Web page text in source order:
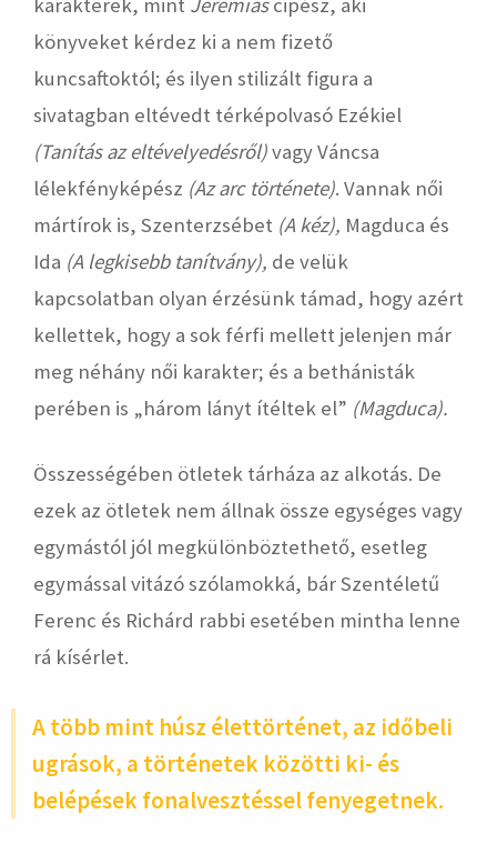
könyveket kérdez ki a nem fizető
kuncsaftoktól; és ilyen stilizált figura a
sivatagban eltévedt térképolvasó Ezékiel
(Tanítás az eltévelyedésről)vagy Váncsa
lélekfényképész (Az arc története). Vannak női
mártírok is, Szenterzsébet (A kéz), Magduca és
Ida (A legkisebb tanítvány), de velük
kapcsolatban olyan érzésünk támad, hogy azért
kellettek, hogy a sok férfi mellett jelenjen már
meg néhány női karakter; és a bethánisták
perében is „három lányt ítéltek el” (Magduca).
Összességében ötletek tárháza az alkotás. De
ezek az ötletek nem állnak össze egységes vagy
egymástól jól megkülönböztethető, esetleg
egymással vitázó szólamokká, bár Szentéletű
Ferenc és Richárd rabbi esetében mintha lenne
rá kísérlet.
A több mint húsz élettörténet, az időbeli
ugrások, a történetek közötti ki- és
belépések fonalvesztéssel fenyegetnek.